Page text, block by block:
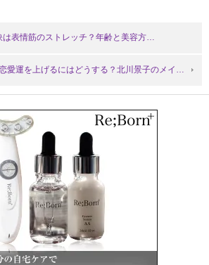
は表情筋のストレッチ？年齢と美容方…
愛運を上げるにはどうする？北川景子のメイ…